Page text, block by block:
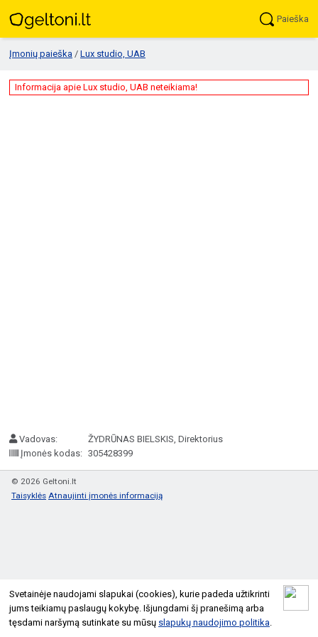
Svetainėje naudojami slapukai (cookies), kurie padeda užtikrinti
jums teikiamų paslaugų kokybę. Išjungdami šį pranešimą arba
tęsdami naršymą sutinkate su mūsų slapukų naudojimo politika
Paieška
Įmonių paieška / Lux studio, UAB
Informacija apie Lux studio, UAB neteikiama!
Vadovas:
ŽYDRŪNAS BIELSKIS, Direktorius
Įmonės kodas: 305428399
© 2026 Geltoni.lt
Taisyklės Atnaujinti įmonės informaciją